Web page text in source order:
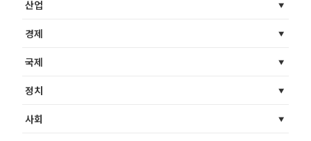
산업
경제
국제
정치
사회